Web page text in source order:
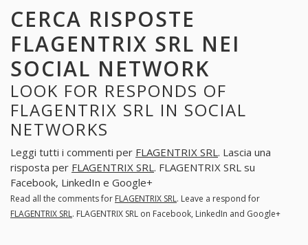
CERCA RISPOSTE
FLAGENTRIX SRL NEI
SOCIAL NETWORK
LOOK FOR RESPONDS OF
FLAGENTRIX SRL IN SOCIAL
NETWORKS
Leggi tutti i commenti per FLAGENTRIX SRL . Lascia una
risposta per FLAGENTRIX SRL . FLAGENTRIX SRL su
Facebook, LinkedIn e Google+
Read all the comments for FLAGENTRIX SRL. Leave a respond for
FLAGENTRIX SRL. FLAGENTRIX SRL on Facebook, LinkedIn and Google+